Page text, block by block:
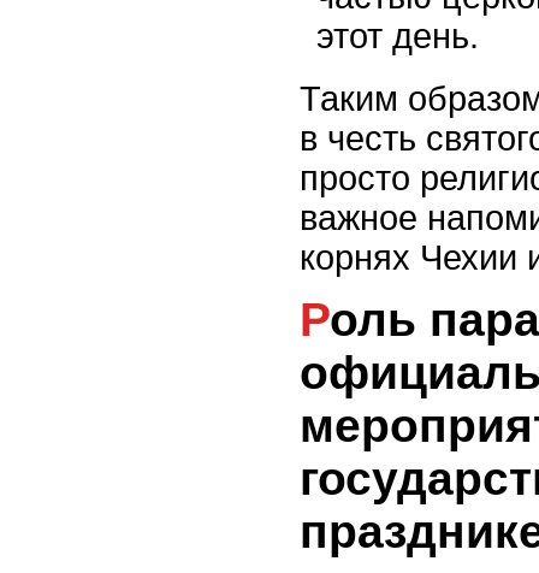
этот день.
Таким
в честь
просто
важное
корнях Чехии
Роль парада и